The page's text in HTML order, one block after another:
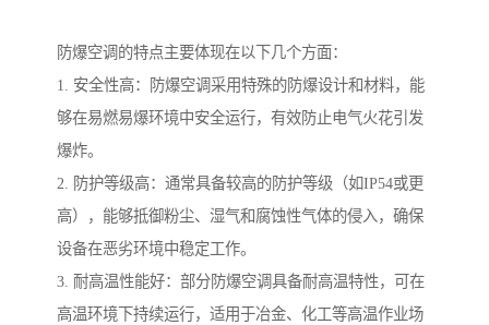
防爆空调的特点主要体现在以下几个方面：
1. 安全性高：防爆空调采用特殊的防爆设计和材料，能
够在易燃易爆环境中安全运行，有效防止电气火花引发
爆炸。
2. 防护等级高：通常具备较高的防护等级（如IP54或更
高），能够抵御粉尘、湿气和腐蚀性气体的侵入，确保
设备在恶劣环境中稳定工作。
3. 耐高温性能好：部分防爆空调具备耐高温特性，可在
高温环境下持续运行，适用于冶金、化工等高温作业场